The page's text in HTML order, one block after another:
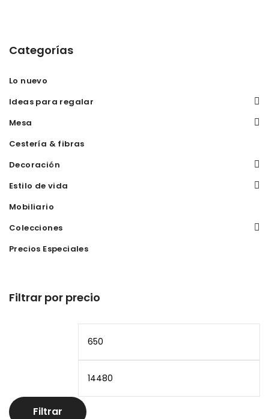
Categorías
Lo nuevo
Ideas para regalar
Mesa
Cestería & fibras
Decoración
Estilo de vida
Mobiliario
Colecciones
Precios Especiales
Filtrar por precio
Filtrar